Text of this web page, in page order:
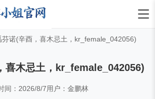
芬诺(辛酉，喜木忌土，kr_female_042056)
喜木忌土，kr_female_042056)
间：2026/8/7用户：金鹏林